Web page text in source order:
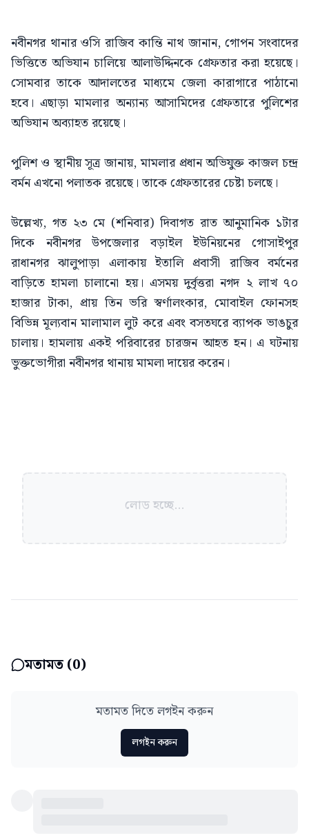
নবীনগর থানার ওসি রাজিব কান্তি নাথ জানান, গোপন সংবাদের
ভিত্তিতে অভিযান চালিয়ে আলাউদ্দিনকে গ্রেফতার করা হয়েছে।
সোমবার তাকে আদালতের মাধ্যমে জেলা কারাগারে পাঠানো
হবে। এছাড়া মামলার অন্যান্য আসামিদের গ্রেফতারে পুলিশের
অভিযান অব্যাহত রয়েছে।
পুলিশ ও স্থানীয় সূত্র জানায়, মামলার প্রধান অভিযুক্ত কাজল চন্দ্র
বর্মন এখনো পলাতক রয়েছে। তাকে গ্রেফতারের চেষ্টা চলছে।
উল্লেখ্য, গত ২৩ মে (শনিবার) দিবাগত রাত আনুমানিক ১টার
দিকে নবীনগর উপজেলার বড়াইল ইউনিয়নের গোসাইপুর
রাধানগর ঝালুপাড়া এলাকায় ইতালি প্রবাসী রাজিব বর্মনের
বাড়িতে হামলা চালানো হয়। এসময় দুর্বৃত্তরা নগদ ২ লাখ ৭০
হাজার টাকা, প্রায় তিন ভরি স্বর্ণালংকার, মোবাইল ফোনসহ
বিভিন্ন মূল্যবান মালামাল লুট করে এবং বসতঘরে ব্যাপক ভাঙচুর
চালায়। হামলায় একই পরিবারের চারজন আহত হন। এ ঘটনায়
ভুক্তভোগীরা নবীনগর থানায় মামলা দায়ের করেন।
লোড হচ্ছে...
মতামত (0)
মতামত দিতে লগইন করুন
লগইন করুন